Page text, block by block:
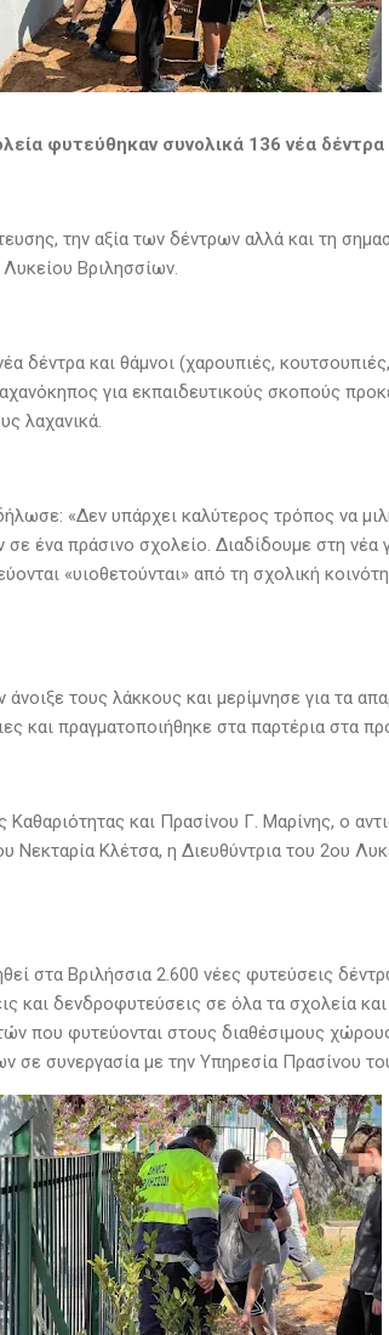
φυτεύθηκαν συνολικά 136 νέα δέντρα
την αξία των δέντρων αλλά και τη
Βριλησσίων.
δέντρα και θάμνοι (χαρουπιές,
για εκπαιδευτικούς σκοπούς
λαχανικά.
«Δεν υπάρχει καλύτερος τρόπος να
ένα πράσινο σχολείο. Διαδίδουμε στη νέα
«υιοθετούνται» από τη σχολική
τους λάκκους και μερίμνησε για τα
και πραγματοποιήθηκε στα παρτέρια στα
και Πρασίνου Γ. Μαρίνης, ο
Νεκταρία Κλέτσα, η Διευθύντρια του 2ου
στα Βριλήσσια 2.600 νέες φυτεύσεις
και δενδροφυτεύσεις σε όλα τα σχολεία
που φυτεύονται στους διαθέσιμους
σε συνεργασία με την Υπηρεσία Πρασίνου